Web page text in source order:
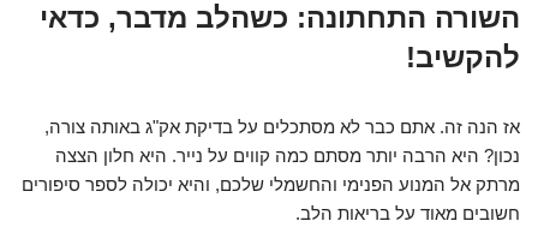
השורה התחתונה: כשהלב מדבר, כדאי
להקשיב!
אז הנה זה. אתם כבר לא מסתכלים על בדיקת אק"ג באותה צורה,
נכון? היא הרבה יותר מסתם כמה קווים על נייר. היא חלון הצצה
מרתק אל המנוע הפנימי והחשמלי שלכם, והיא יכולה לספר סיפורים
חשובים מאוד על בריאות הלב.